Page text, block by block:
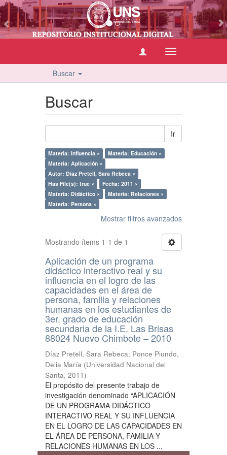
Cambiar
navegación
Buscar
Buscar
Ir
Materia: Influencia ×
Materia: Educación ×
Materia: Aplicación ×
Autor: Díaz Pretell, Sara Rebeca ×
Has File(s): true ×
Fecha: 2011 ×
Materia: Didáctico ×
Materia: Relaciones ×
Materia: Persona ×
Mostrar filtros avanzados
Mostrando ítems 1-1 de 1
Aplicación de un programa
didáctico interactivo real y su
influencia en el logro de las
capacidades en el área de
persona, familia y relaciones
humanas en los estudiantes de
3er. grado de educación
secundaria de la I.E. Las Brisas
88024 Nuevo Chimbote – 2010
Díaz Pretell, Sara Rebeca; Ponce Piundo,
Delia María (Universidad Nacional del
Santa, 2011)
El propósito del presente trabajo de
investigación denominado “APLICACIÓN
DE UN PROGRAMA DIDÁCTICO
INTERACTIVO REAL Y SU INFLUENCIA
EN EL LOGRO DE LAS CAPACIDADES EN
EL ÁREA DE PERSONA, FAMILIA Y
RELACIONES HUMANAS EN LOS ...